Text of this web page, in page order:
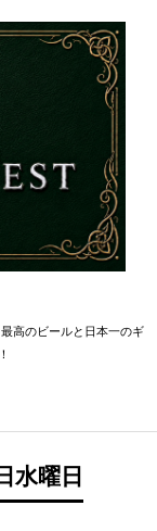
高のビールと日本一のギ
水曜日